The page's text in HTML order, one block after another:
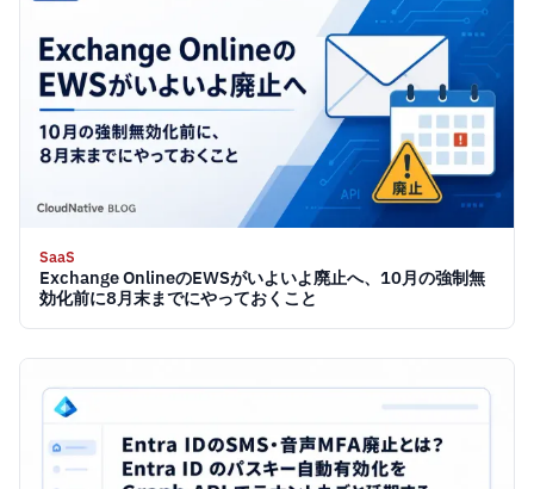
SaaS
Exchange OnlineのEWSがいよいよ廃止へ、10月の強制無
効化前に8月末までにやっておくこと